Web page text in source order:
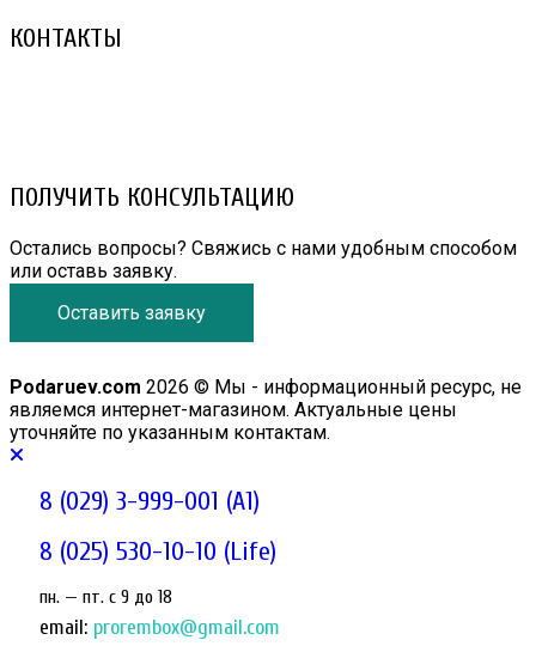
КОНТАКТЫ
ПОЛУЧИТЬ КОНСУЛЬТАЦИЮ
Остались вопросы? Свяжись с нами удобным способом
или оставь заявку.
Оставить заявку
Podaruev.com 2026 © Мы - информационный ресурс, не
являемся интернет-магазином. Актуальные цены
уточняйте по указанным контактам.
8 (029) 3-999-001 (A1)
8 (025) 530-10-10 (Life)
пн. — пт. c 9 до 18
email: prorembox@gmail.com